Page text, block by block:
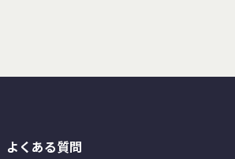
よくある質問